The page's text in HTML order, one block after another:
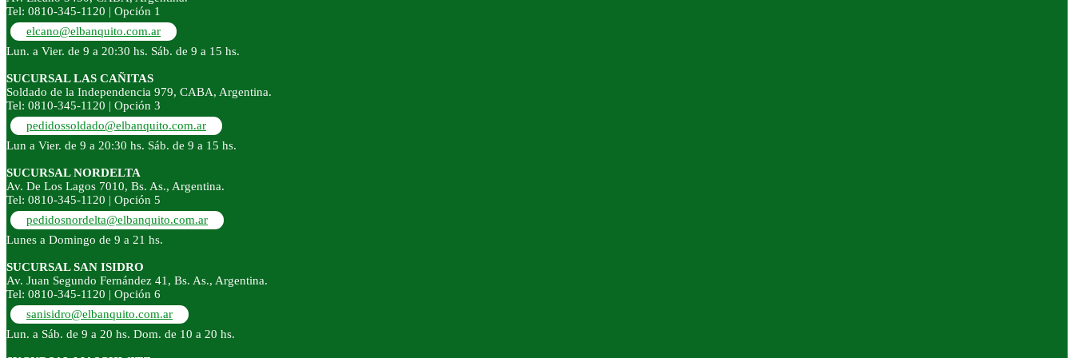
Tel: 0810-345-1120 | Opción 1
elcano@elbanquito.com.ar
Lun. a Vier. de 9 a 20:30 hs. Sáb. de 9 a 15 hs.
SUCURSAL LAS CAÑITAS
Soldado de la Independencia 979, CABA, Argentina.
Tel: 0810-345-1120 | Opción 3
pedidossoldado@elbanquito.com.ar
Lun a Vier. de 9 a 20:30 hs. Sáb. de 9 a 15 hs.
SUCURSAL NORDELTA
Av. De Los Lagos 7010, Bs. As., Argentina.
Tel: 0810-345-1120 | Opción 5
pedidosnordelta@elbanquito.com.ar
Lunes a Domingo de 9 a 21 hs.
SUCURSAL SAN ISIDRO
Av. Juan Segundo Fernández 41, Bs. As., Argentina.
Tel: 0810-345-1120 | Opción 6
sanisidro@elbanquito.com.ar
Lun. a Sáb. de 9 a 20 hs. Dom. de 10 a 20 hs.